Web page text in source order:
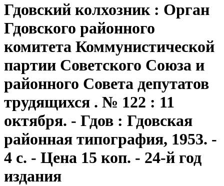
Гдовский колхозник: Орган
Гдовского районного
комитета Коммунистической
партии Советского Союза и
районного Совета депутатов
трудящихся . № 122 : 11
октября. - Гдов : Гдовская
районная типография, 1953. -
4 с. - Цена 15 коп. - 24-й год
издания